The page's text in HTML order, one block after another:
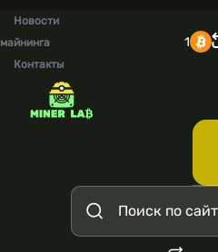
Новости
майнинга
Контакты
1